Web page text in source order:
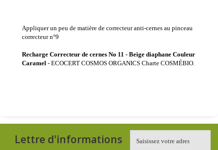
Appliquer un peu de matière de correcteur anti-cernes au pinceau
correcteur n°9
Recharge Correcteur de cernes No 11 - Beige diaphane Couleur
Caramel - ECOCERT COSMOS ORGANICS Charte COSMÉBIO.
Lettre d'informations